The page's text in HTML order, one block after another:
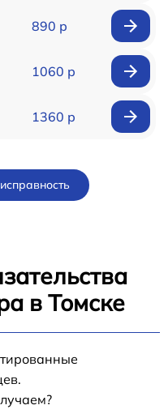
890 р
1060 р
1360 р
в Томске